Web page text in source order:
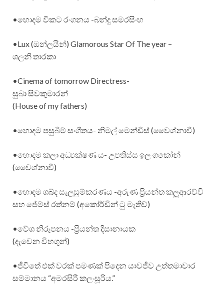
•හොදම විකට රංගනය -බන්දු සමරසිංහ
•Lux (ඔන්ලයින්) Glamorous Star Of The year –
ශලනි තාරකා
•Cinema of tomorrow Directress-
සුබා සිවකුමාරන්
(House of my fathers)
•හොදම පසුබිම් සංගීතය- නිමල් මෙන්ඩිස් (වෛශ්නාවී)
•හොදම කලා අධ්‍යක්ෂණ ය- උපතිස්ස ඉලංගකෝන්
(වෛශ්නාවී)
•හොඳම ශබ්ද සැලසුම්කරණය -අරුණ ප්‍රියන්ත කලුආරච්චි
සහ ජේම්ස් රත්නම් (අකෝර්ඩින් ටු මැතිව්)
•වේශ නිරූපනය -ප්‍රියන්ත දිසානායක
(දැවෙන විහගුන්)
•ජීවිතේ එක් වරක් පමණක් පිදෙන යාවජීව උත්තමාචාර
සම්මානය “අමරසිරී කලංසූරිය.”